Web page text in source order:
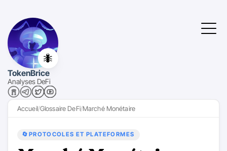
🐜
TokenBrice
Analyses DeFi
Accueil Glossaire DeFi Marché Monétaire
🔄 PROTOCOLES ET PLATEFORMES